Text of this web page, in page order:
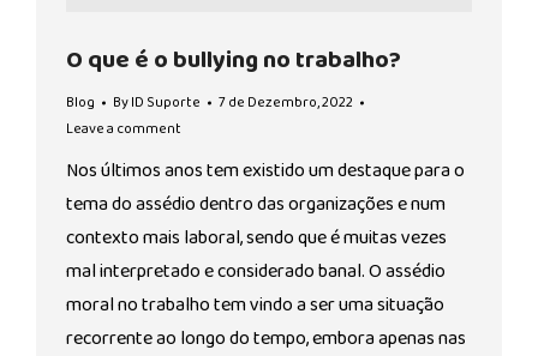
O que é o bullying no trabalho?
Blog ByID Suporte
7 de Dezembro, 2022
Leave a comment
Nos últimos anos tem existido um destaque para o
tema do assédio dentro das organizações e num
contexto mais laboral, sendo que é muitas vezes
mal interpretado e considerado banal. O assédio
moral no trabalho tem vindo a ser uma situação
recorrente ao longo do tempo, embora apenas nas